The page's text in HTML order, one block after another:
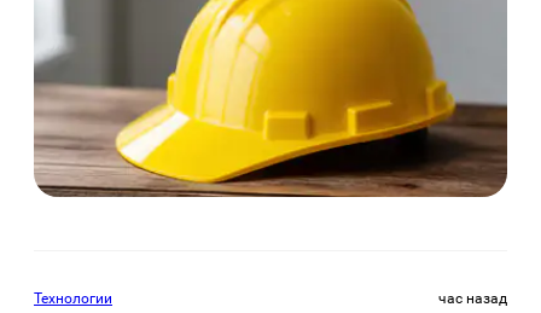
Технологии час назад